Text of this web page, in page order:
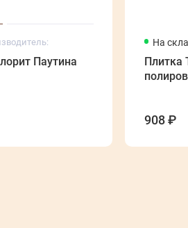
Паутина
На
Плитка
908 ₽